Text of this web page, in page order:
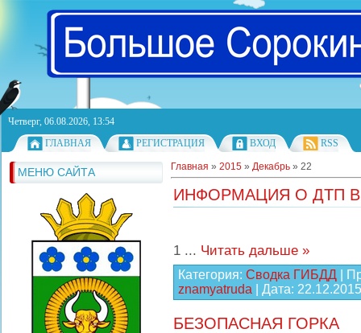
Четверг, 06.08.2026, 13:54
ГЛАВНАЯ
РЕГИСТРАЦИЯ ВХОД RSS
МЕНЮ САЙТА Главная » 2015 » Декабрь » 22
ИНФОРМАЦИЯ О ДТП
1 ... Читать дальше »
Категория: Сводка ГИБДД |
znamyatruda | Дата: 22.12.2015
БЕЗОПАСНАЯ ГОРКА